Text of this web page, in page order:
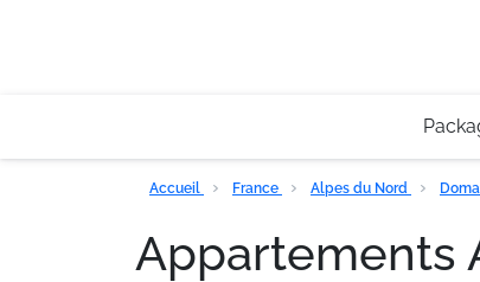
Accueil France Alpes du Nord
Appartements